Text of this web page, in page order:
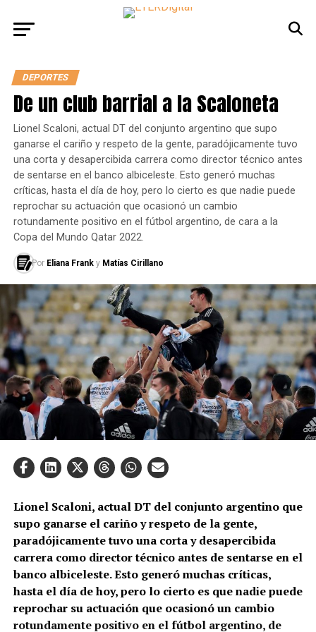
DEPORTES
De un club barrial a la Scaloneta
Lionel Scaloni, actual DT del conjunto argentino que supo
ganarse el cariño y respeto de la gente, paradójicamente tuvo
una corta y desapercibida carrera como director técnico antes
de sentarse en el banco albiceleste. Esto generó muchas
críticas, hasta el día de hoy, pero lo cierto es que nadie puede
reprochar su actuación que ocasionó un cambio
rotundamente positivo en el fútbol argentino, de cara a la
Copa del Mundo Qatar 2022.
Por Eliana Franky Matías Cirillano
Lionel Scaloni, actual DT del conjunto argentino que
supo ganarse el cariño y respeto de la gente,
paradójicamente tuvo una corta y desapercibida
carrera como director técnico antes de sentarse en el
banco albiceleste. Esto generó muchas críticas,
hasta el día de hoy, pero lo cierto es que nadie puede
reprochar su actuación que ocasionó un cambio
rotundamente positivo en el fútbol argentino, de